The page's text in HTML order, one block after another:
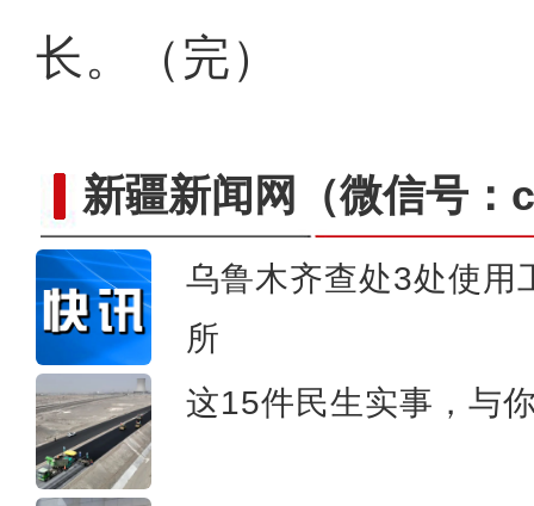
长。（完）
新疆新闻网 （微信号
乌鲁木齐查处3处使用
所
这15件民生实事，与
《游在新疆、吃住在兵团》